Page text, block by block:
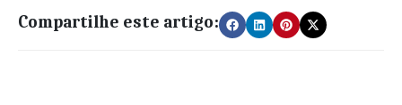
Compartilhe este artigo: